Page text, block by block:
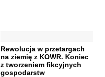
Rewolucja w przetargach
na ziemię z KOWR. Koniec
z tworzeniem fikcyjnych
gospodarstw